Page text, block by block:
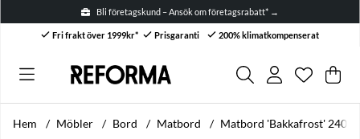
Bli företagskund – Ansök om företagsrabatt* →
Fri frakt över 1999kr* Prisgaranti 200% klimatkompenserat
Antal i
. .
Hem Möbler Bord Matbord Matbord 'Bakkafrost'